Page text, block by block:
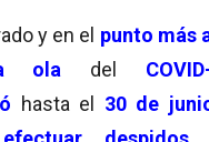
y en el punto más
ola del
hasta el 30 de